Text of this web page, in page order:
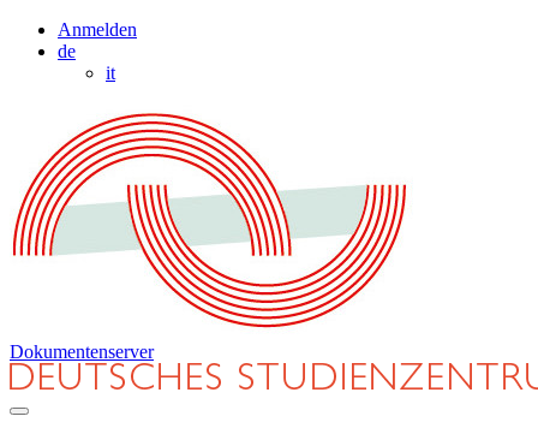
Anmelden
de
it
Dokumentenserver